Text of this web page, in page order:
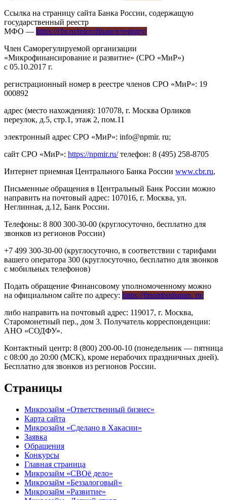
Ссылка на страницу сайта Банка России, содержащую
государственный реестр
МФО — https://cbr.ru/microfinance/registry/
Член Саморегулируемой организации
«Микрофинансирование и развитие» (СРО «МиР»)
с 05.10.2017 г.
регистрационный номер в реестре членов СРО «МиР»: 19
000892
адрес (место нахождения): 107078, г. Москва Орликов
переулок, д.5, стр.1, этаж 2, пом.11
электронный адрес СРО «МиР»: info@npmir. ru;
сайт СРО «МиР»: https://npmir.ru/телефон: 8 (495) 258-8705
Интернет приемная Центрального Банка России www.cbr.ru,
Письменные обращения в Центральный Банк России можно
направить на почтовый адрес: 107016, г. Москва, ул.
Неглинная, д.12, Банк России.
Телефоны: 8 800 300-30-00 (круглосуточно, бесплатно для
звонков из регионов России)
+7 499 300-30-00 (круглосуточно, в соответствии с тарифами
вашего оператора 300 (круглосуточно, бесплатно для звонков
с мобильных телефонов)
Подать обращение Финансовому уполномоченному можно
на официальном сайте по адресу: https://finombudsman. ru/
либо направить на почтовый адрес: 119017, г. Москва,
Старомонетный пер., дом 3. Получатель корреспонденции:
АНО «СОДФУ».
Контактный центр: 8 (800) 200-00-10 (понедельник — пятница
с 08:00 до 20:00 (МСК), кроме нерабочих праздничных дней).
Бесплатно для звонков из регионов России.
Страницы
Микрозайм «Ответственный бизнес»
Карта сайта
Микрозайм «Сделано в Хакасии»
Заявка
Обращения
Конкурсы
Главная страница
Микрозайм «СВОё дело»
Микрозайм «Беззалоговый»
Микрозайм «Развитие»